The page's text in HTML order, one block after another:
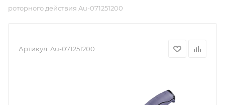
роторного действия Au-071251200
Артикул: Au-071251200